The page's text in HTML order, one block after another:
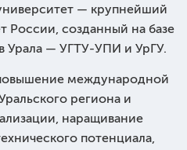
— крупнейший
России, созданный на базе
Урала — УГТУ-УПИ и УрГУ.
международной
региона и
наращивание
потенциала,